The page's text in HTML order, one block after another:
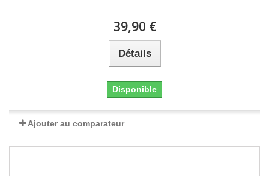
39,90 €
Détails
Disponible
Ajouter au comparateur